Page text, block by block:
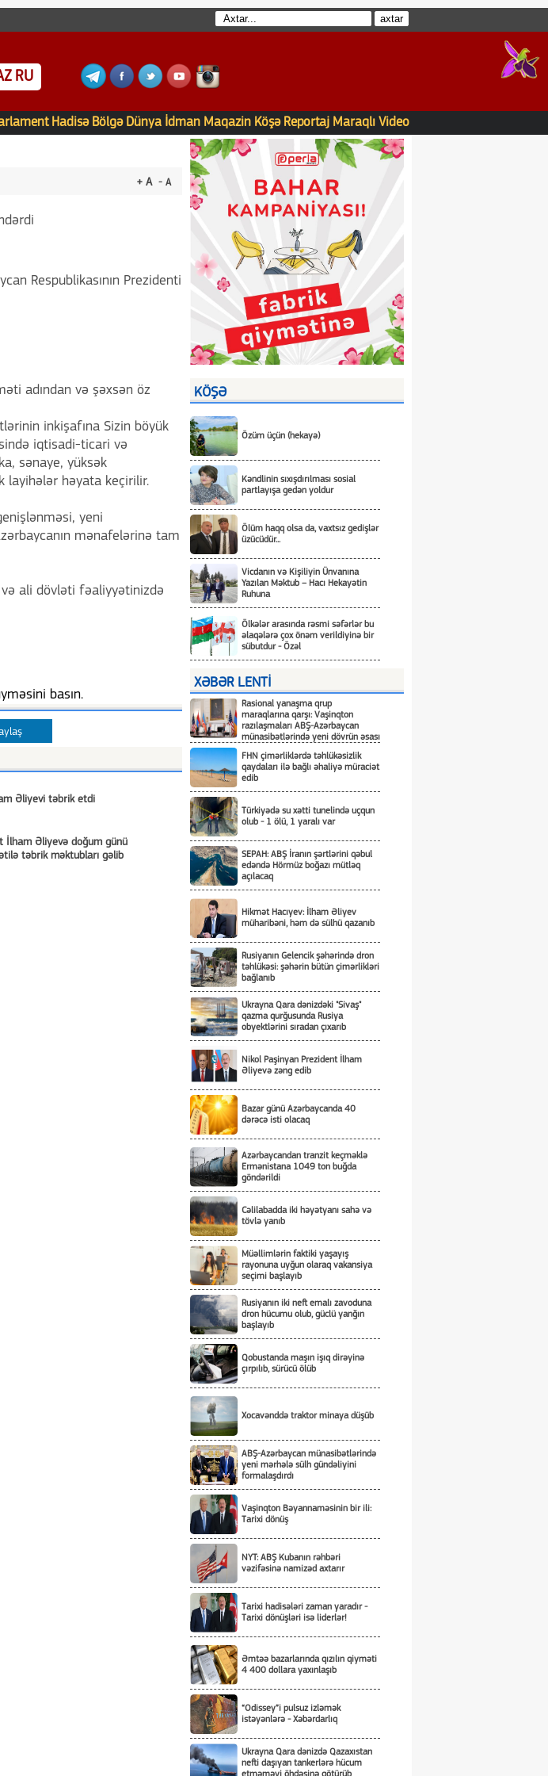
RU
Hadisə Bölgə Dünya İdman Maqazin Köşə Reportaj Maraqlı Video
+ A - A
Respublikasının Prezidenti
adından və şəxsən öz
inkişafına Sizin böyük
iqtisadi-ticari və
sənaye, yüksək
layihələr həyata keçirilir.
yeni
mənafelərinə tam
və ali dövləti fəaliyyətinizdə
basın.
Əliyevi təbrik etdi
İlham Əliyevə doğum günü
təbrik məktubları gəlib
KÖŞƏ
Özüm üçün (hekayə)
Kəndlinin sıxışdırılması sosial
partlayışa gedən yoldur
Ölüm haqq olsa da, vaxtsız gedişlər
üzücüdür...
Vicdanın və Kişiliyin Ünvanına
Yazılan Məktub – Hacı Hekayətin
Ruhuna
Ölkələr arasında rəsmi səfərlər bu
əlaqələrə çox önəm verildiyinə bir
sübutdur - Özəl
XƏBƏR LENTİ
Rasional yanaşma qrup
maraqlarına qarşı: Vaşinqton
razılaşmaları ABŞ-Azərbaycan
münasibətlərində yeni dövrün əsası
FHN çimərliklərdə təhlükəsizlik
qaydaları ilə bağlı əhaliyə müraciət
edib
Türkiyədə su xətti tunelində uçqun
olub - 1 ölü, 1 yaralı var
SEPAH: ABŞ İranın şərtlərini qəbul
edəndə Hörmüz boğazı mütləq
açılacaq
Hikmət Hacıyev: İlham Əliyev
müharibəni, həm də sülhü qazanıb
Rusiyanın Gelencik şəhərində dron
təhlükəsi: şəhərin bütün çimərlikləri
bağlanıb
Ukrayna Qara dənizdəki "Sivaş"
qazma qurğusunda Rusiya
obyektlərini sıradan çıxarıb
Nikol Paşinyan Prezident İlham
Əliyevə zəng edib
Bazar günü Azərbaycanda 40
dərəcə isti olacaq
Azərbaycandan tranzit keçməklə
Ermənistana 1049 ton buğda
göndərildi
Cəlilabadda iki həyətyanı sahə və
tövlə yanıb
Müəllimlərin faktiki yaşayış
rayonuna uyğun olaraq vakansiya
seçimi başlayıb
Rusiyanın iki neft emalı zavoduna
dron hücumu olub, güclü yanğın
başlayıb
Qobustanda maşın işıq dirəyinə
çırpılıb, sürücü ölüb
Xocavənddə traktor minaya düşüb
ABŞ-Azərbaycan münasibətlərində
yeni mərhələ sülh gündəliyini
formalaşdırdı
Vaşinqton Bəyannaməsinin bir ili:
Tarixi dönüş
NYT: ABŞ Kubanın rəhbəri
vəzifəsinə namizəd axtarır
Tarixi hadisələri zaman yaradır -
Tarixi dönüşləri isə liderlər!
Əmtəə bazarlarında qızılın qiyməti
4 400 dollara yaxınlaşıb
“Odissey”i pulsuz izləmək
istəyənlərə - Xəbərdarlıq
Ukrayna Qara dənizdə Qazaxıstan
nefti daşıyan tankerlərə hücum